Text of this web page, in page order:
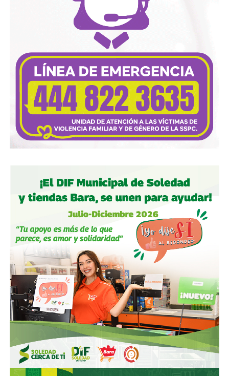
millonarias para el Estado y representa riesgos para la
infraestructura energética nacional.
Las autoridades señalaron que las investigaciones
continúan para identificar a las personas responsables de
operar estos inmuebles, así como las posibles redes
criminales relacionadas con el procesamiento y
distribución ilegal de combustibles.
También lee:Tangamanga prevé refuerzo con Guardia Civil
tras dos su1c1d10s